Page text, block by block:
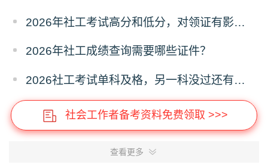
2026年社工考试高分和低分，对领证有影响吗？
2026年社工成绩查询需要哪些证件？
2026社工考试单科及格，另一科没过还有机会吗？
社会工作者备考资料免费领取 >>>
查看更多